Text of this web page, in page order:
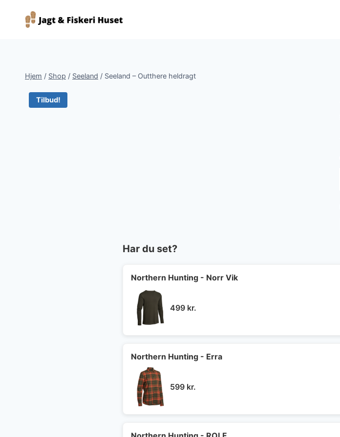
Hjem / Shop / Seeland / Seeland – Outthere heldragt
Tilbud!
Har du set?
Northern Hunting - Norr Vik
499 kr.
Northern Hunting - Erra
599 kr.